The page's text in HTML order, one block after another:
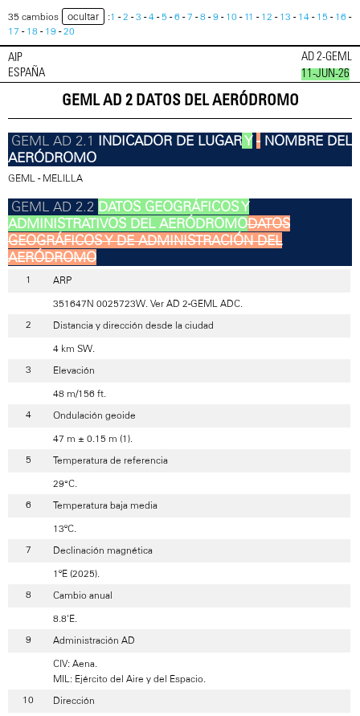
35 cambios ocultar :1 -2 -3 -4 -5 -6 -7 -8 -9 - 10 - 11 - 12 - 13 - 14 - 15 - 16 -
17 - 18 - 19 -20
AIP
ESPAÑA
AD 2-GEML
11-JUN-26
GEML AD 2 DATOS DEL AERÓDROMO
INDICADOR DE LUGARY -NOMBRE DEL
AERÓDROMO
GEML - MELILLA
DATOS GEOGRÁFICOS Y
ADMINISTRATIVOS DEL AERÓDROMODATOS
GEOGRÁFICOS Y DE ADMINISTRACIÓN DEL
AERÓDROMO
ARP
351647N 0025723W. Ver AD 2-GEML ADC.
Distancia y dirección desde la ciudad
4 km SW.
Elevación
48 m/156 ft.
Ondulación geoide
47 m ± 0.15 m (1).
Temperatura de referencia
29°C.
Temperatura baja media
13ºC.
Declinación magnética
1ºE (2025).
Cambio anual
8.8'E.
Administración AD
CIV: Aena.
MIL: Ejército del Aire y del Espacio.
Dirección